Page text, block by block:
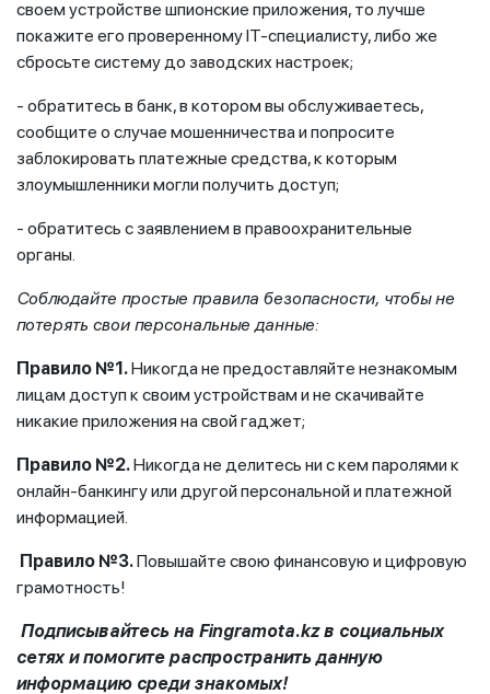
своем устройстве шпионские приложения, то лучше
покажите его проверенному IT-специалисту, либо же
сбросьте систему до заводских настроек;
- обратитесь в банк, в котором вы обслуживаетесь,
сообщите о случае мошенничества и попросите
заблокировать платежные средства, к которым
злоумышленники могли получить доступ;
- обратитесь с заявлением в правоохранительные
органы.
Соблюдайте простые правила безопасности, чтобы не
потерять свои персональные данные:
Правило №1.Никогда не предоставляйте незнакомым
лицам доступ к своим устройствам и не скачивайте
никакие приложения на свой гаджет;
Правило №2.Никогда не делитесь ни с кем паролями к
онлайн-банкингу или другой персональной и платежной
информацией.
Правило №3.Повышайте свою финансовую и цифровую
грамотность!
Подписывайтесь на Fingramota.kzв социальных
сетях и помогите распространить данную
информацию среди знакомых!